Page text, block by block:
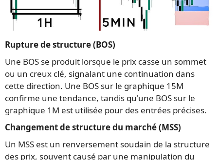
Rupture de structure (BOS)
Une BOS se produit lorsque le prix casse un sommet
ou un creux clé, signalant une continuation dans
cette direction. Une BOS sur le graphique 15M
confirme une tendance, tandis qu'une BOS sur le
graphique 1M est utilisée pour des entrées précises.
Changement de structure du marché (MSS)
Un MSS est un renversement soudain de la structure
des prix, souvent causé par une manipulation du